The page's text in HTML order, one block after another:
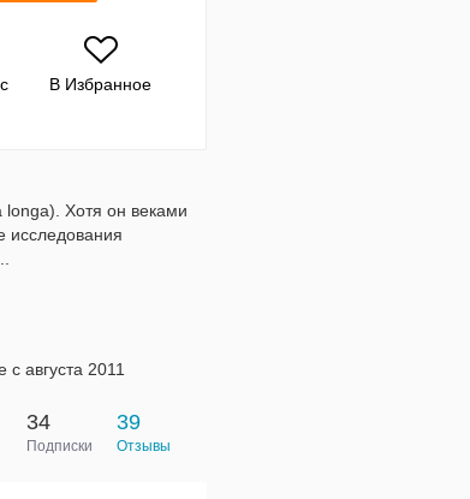
В Избранное
longa). Хотя он веками
исследования
с августа 2011
34
Подписки
39
Отзывы